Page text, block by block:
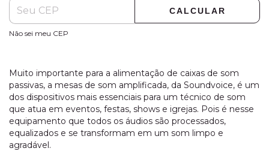
CALCULAR
Não sei meu CEP
Muito importante para a alimentação de caixas de som
passivas, a mesas de som amplificada, da Soundvoice, é um
dos dispositivos mais essenciais para um técnico de som
que atua em eventos, festas, shows e igrejas. Pois é nesse
equipamento que todos os áudios são processados,
equalizados e se transformam em um som limpo e
agradável.